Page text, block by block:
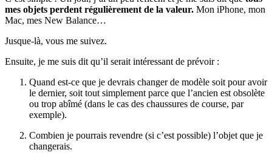
mes objets perdent régulièrement de la valeur. Mon iPhone, mon
Mac, mes New Balance…
Jusque-là, vous me suivez.
Ensuite, je me suis dit qu’il serait intéressant de prévoir :
Quand est-ce que je devrais changer de modèle soit pour avoir
le dernier, soit tout simplement parce que l’ancien est obsolète
ou trop abîmé (dans le cas des chaussures de course, par
exemple).
Combien je pourrais revendre (si c’est possible) l’objet que je
changerais.